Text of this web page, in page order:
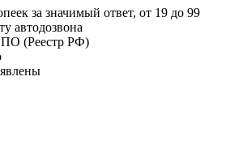
за значимый ответ, от 19 до 99
автодозвона
ПО (Реестр РФ)